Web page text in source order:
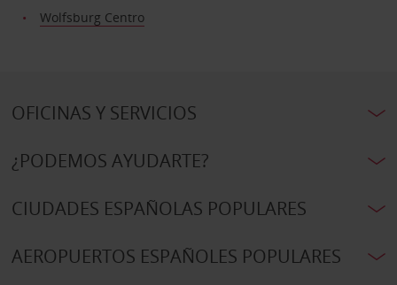
Wolfsburg Centro
OFICINAS Y SERVICIOS
¿PODEMOS AYUDARTE?
CIUDADES ESPAÑOLAS POPULARES
AEROPUERTOS ESPAÑOLES POPULARES